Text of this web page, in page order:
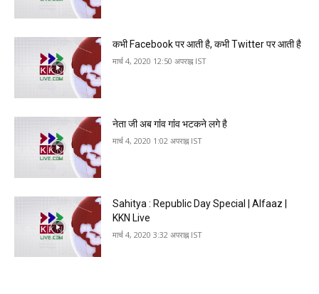
क‍भी Facebook पर आती है, क‍भी Twitter पर आती है
मार्च 4, 2020 12:50 अपराह्न IST
नेता जी अब गांंव गांंव भटकने लगे है
मार्च 4, 2020 1:02 अपराह्न IST
Sahitya : Republic Day Special | Alfaaz |
KKN Live
मार्च 4, 2020 3:32 अपराह्न IST